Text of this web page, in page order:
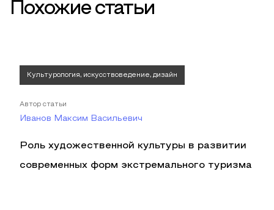
Похожие статьи
Культурология, искусствоведение, дизайн
Автор статьи
Иванов Максим Васильевич
Роль художественной культуры в развитии
современных форм экстремального туризма